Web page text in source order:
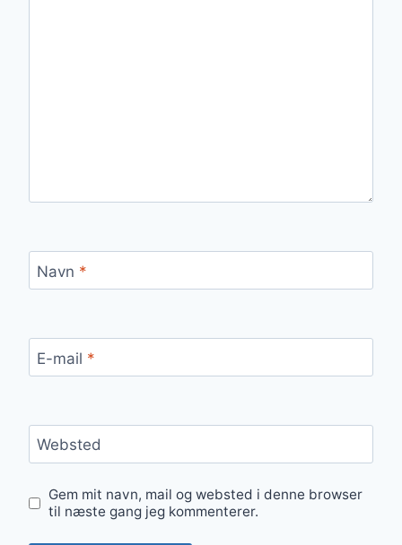
Navn *
E-mail *
Websted
Gem mit navn, mail og websted i denne browser
til næste gang jeg kommenterer.